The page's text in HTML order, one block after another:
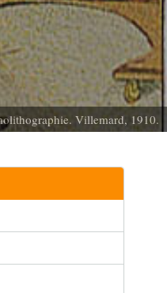
Villemard, 1910.